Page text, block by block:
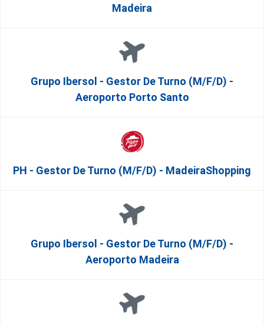
Madeira
Grupo Ibersol - Gestor De Turno (m/f/d) -
Aeroporto Porto Santo
PH - Gestor De Turno (m/f/d) - MadeiraShopping
Grupo Ibersol - Gestor De Turno (m/f/d) -
Aeroporto Madeira